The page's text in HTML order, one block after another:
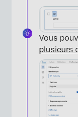
Vous
plusieurs